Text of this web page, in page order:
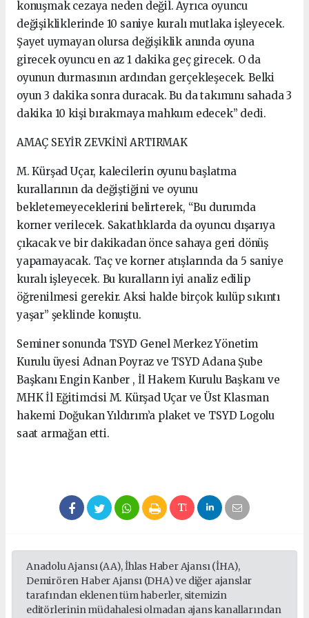
konuşmak cezaya neden değil. Ayrıca oyuncu
değişikliklerinde 10 saniye kuralı mutlaka işleyecek.
Şayet uymayan olursa değişiklik anında oyuna
girecek oyuncu en az 1 dakika geç girecek. O da
oyunun durmasının ardından gerçekleşecek. Belki
oyun 3 dakika sonra duracak. Bu da takımını sahada 3
dakika 10 kişi bırakmaya mahkum edecek” dedi.
AMAÇ SEYİR ZEVKİNİ ARTIRMAK
M. Kürşad Uçar, kalecilerin oyunu başlatma
kurallarının da değiştiğini ve oyunu
bekletemeyeceklerini belirterek, “Bu durumda
korner verilecek. Sakatlıklarda da oyuncu dışarıya
çıkacak ve bir dakikadan önce sahaya geri dönüş
yapamayacak. Taç ve korner atışlarında da 5 saniye
kuralı işleyecek. Bu kuralların iyi analiz edilip
öğrenilmesi gerekir. Aksi halde birçok kulüp sıkıntı
yaşar” şeklinde konuştu.
Seminer sonunda TSYD Genel Merkez Yönetim
Kurulu üyesi Adnan Poyraz ve TSYD Adana Şube
Başkanı Engin Kanber , İl Hakem Kurulu Başkanı ve
MHK İl Eğitimcisi M. Kürşad Uçar ve Üst Klasman
hakemi Doğukan Yıldırım’a plaket ve TSYD Logolu
saat armağan etti.
Anadolu Ajansı (AA), İhlas Haber Ajansı (İHA),
Demirören Haber Ajansı (DHA) ve diğer ajanslar
tarafından eklenen tüm haberler, sitemizin
editörlerinin müdahalesi olmadan ajans kanallarından